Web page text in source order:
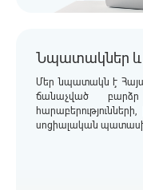
Նպատակներ և
Մեր նպատակն է
ճանաչված բարձր
սոցիալական